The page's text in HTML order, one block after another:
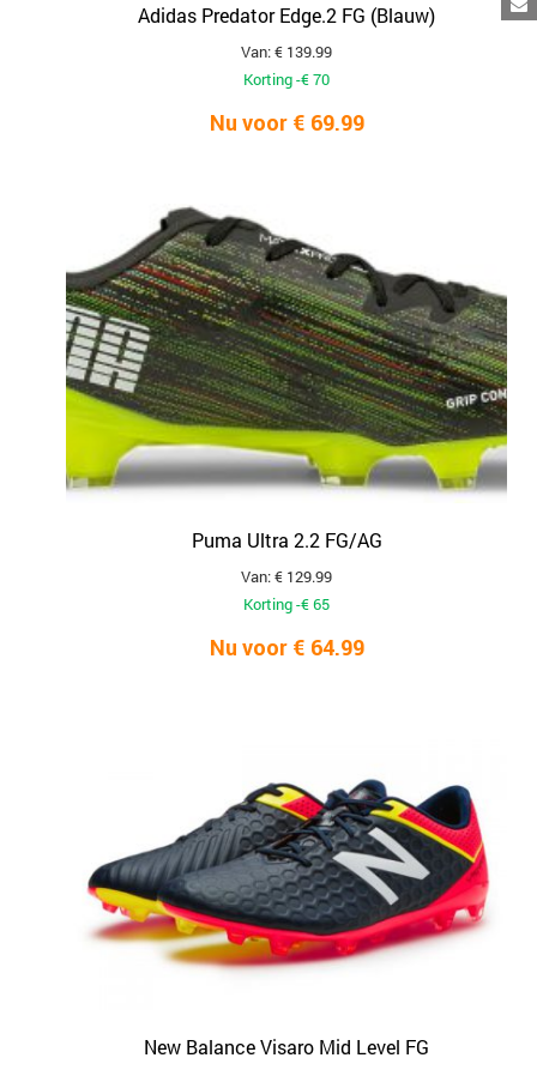
Adidas Predator Edge.2 FG (Blauw)
Van: € 139.99
Korting -€ 70
Nu voor € 69.99
Puma Ultra 2.2 FG/AG
Van: € 129.99
Korting -€ 65
Nu voor € 64.99
New Balance Visaro Mid Level FG